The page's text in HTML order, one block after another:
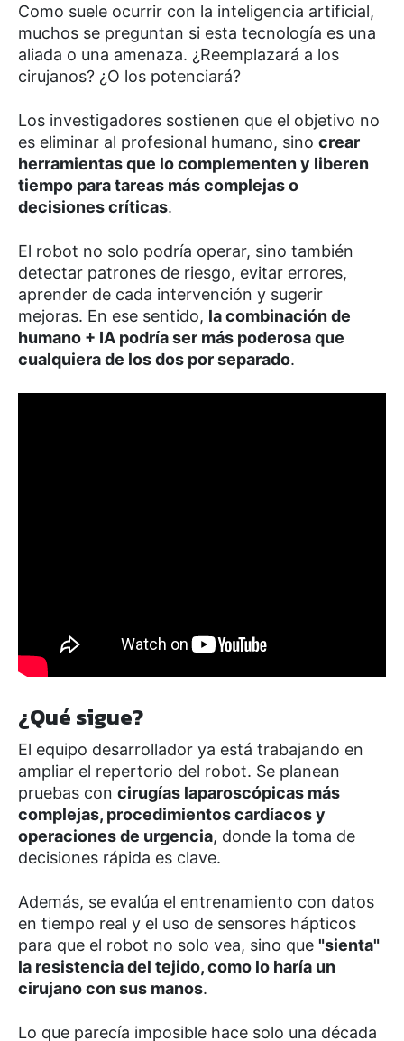
Como suele ocurrir con la inteligencia artificial,
muchos se preguntan si esta tecnología es una
aliada o una amenaza. ¿Reemplazará a los
cirujanos? ¿O los potenciará?
Los investigadores sostienen que el objetivo no
es eliminar al profesional humano, sino crear
herramientas que lo complementen y liberen
tiempo para tareas más complejas o
decisiones críticas.
El robot no solo podría operar, sino también
detectar patrones de riesgo, evitar errores,
aprender de cada intervención y sugerir
mejoras. En ese sentido, la combinación de
humano + IA podría ser más poderosa que
cualquiera de los dos por separado.
¿Qué sigue?
El equipo desarrollador ya está trabajando en
ampliar el repertorio del robot. Se planean
pruebas con cirugías laparoscópicas más
complejas, procedimientos cardíacos y
operaciones de urgencia, donde la toma de
decisiones rápida es clave.
Además, se evalúa el entrenamiento con datos
en tiempo real y el uso de sensores hápticos
para que el robot no solo vea, sino que "sienta"
la resistencia del tejido, como lo haría un
cirujano con sus manos.
Lo que parecía imposible hace solo una década